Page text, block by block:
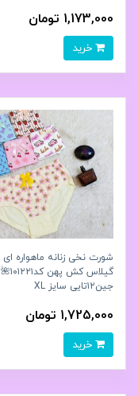
1,173,000 تومان
شورت نخی زنانه ماهواره‌ ای
گیلاس کش پهن کد۱۰۱۲۲۱🌺
جین۱۲تایی سایز XL
1,725,000 تومان